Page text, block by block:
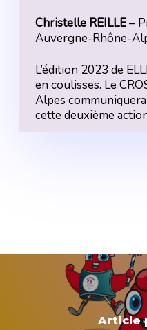
Christelle REILLE–
Auvergne-Rhône-
L’édition 2023 de
en coulisses. Le
Alpes
cette deuxième
Article